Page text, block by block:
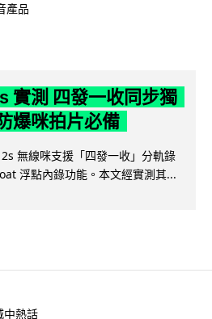
產品
實測 四發一收同步獨
爆咪拍片必備
無線咪支援「四發一收」分軌錄
浮點內錄功能。本文經實測其...
中熱話